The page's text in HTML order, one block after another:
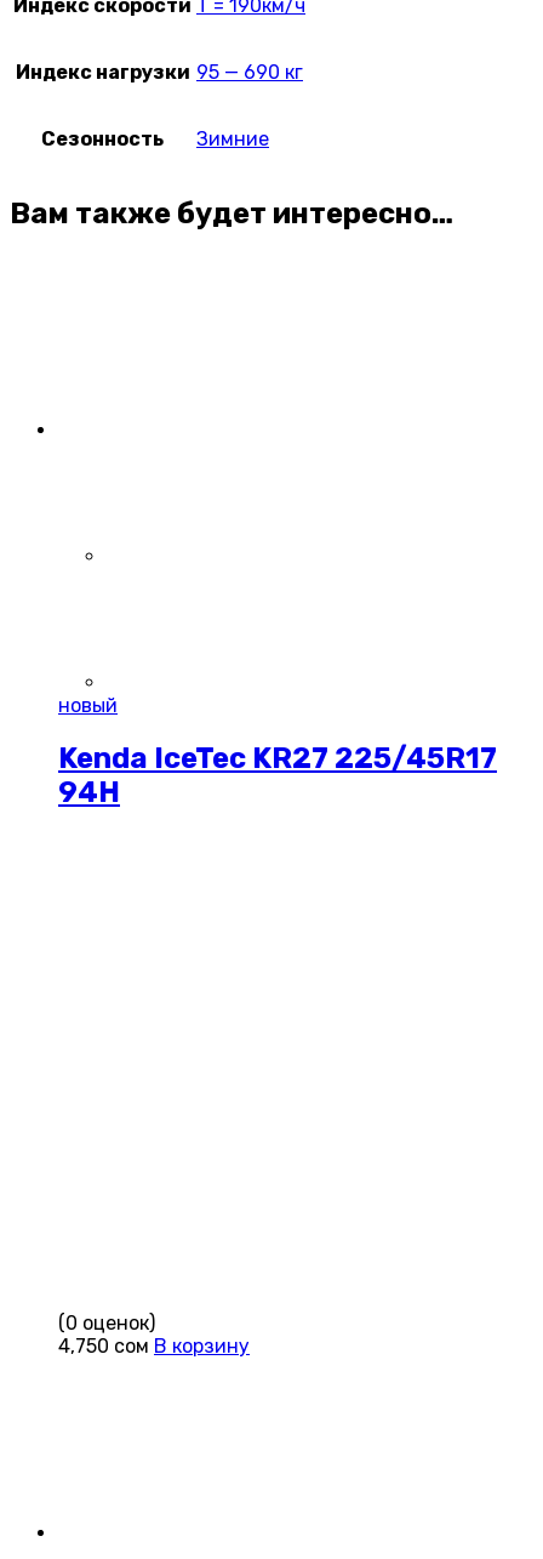
Индекс скорости T = 190км/ч
Индекс нагрузки 95 — 690 кг
Сезонность Зимние
Вам также будет интересно…
новый
Kenda IceTec KR27 225/45R17
94H
(0 оценок)
4,750 сом В корзину